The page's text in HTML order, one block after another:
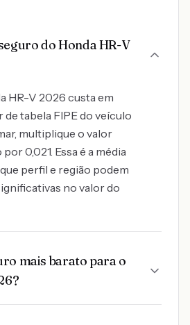
do Honda HR-V
HR-V 2026 custa em
de tabela FIPE do veículo
multiplique o valor
0,021. Essa é a média
perfil e região podem
no valor do
mais barato para o